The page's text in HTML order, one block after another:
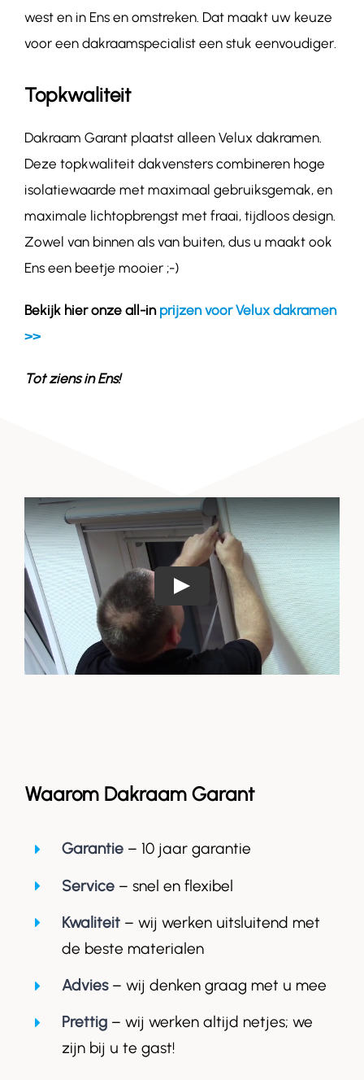
west en in Ens en omstreken. Dat maakt uw keuze
voor een dakraamspecialist een stuk eenvoudiger.
Topkwaliteit
Dakraam Garant plaatst alleen Velux dakramen.
Deze topkwaliteit dakvensters combineren hoge
isolatiewaarde met maximaal gebruiksgemak, en
maximale lichtopbrengst met fraai, tijdloos design.
Zowel van binnen als van buiten, dus u maakt ook
Ens een beetje mooier ;-)
Bekijk hier onze all-in prijzen voor Velux dakramen
>>
Tot ziens inEns!
Waarom Dakraam Garant
Garantie– 10 jaar garantie
Service – snel en flexibel
Kwaliteit– wij werken uitsluitend met
de beste materialen
Advies– wij denken graag met u mee
Prettig– wij werken altijd netjes; we
zijn bij u te gast!